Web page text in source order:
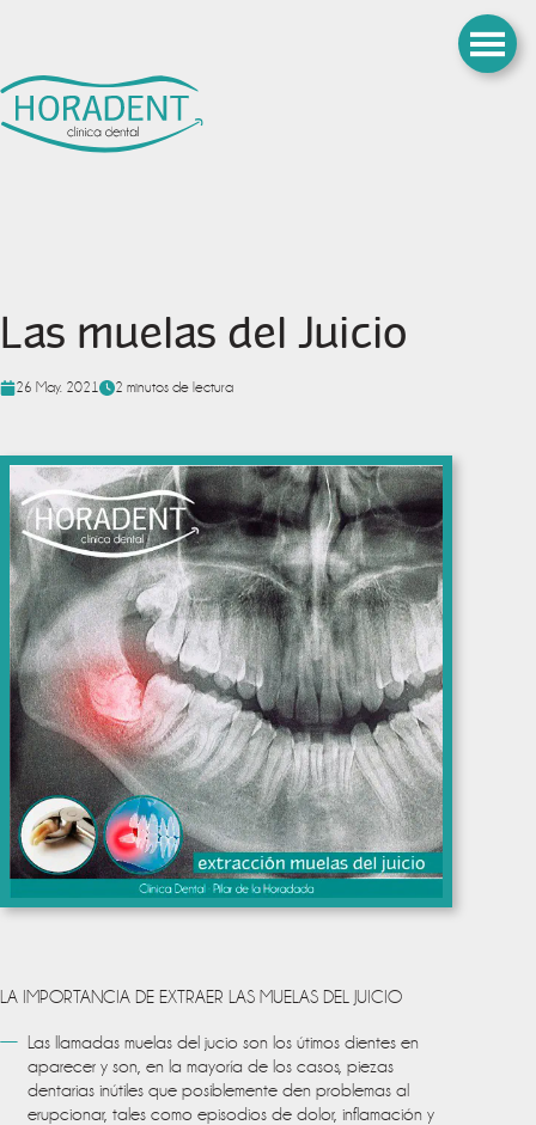
Las muelas del Juicio
26 May. 2021 2 minutos de lectura
LA IMPORTANCIA DE EXTRAER LAS MUELAS DEL JUICIO
Las llamadas muelas del jucio son los útimos dientes en
aparecer y son, en la mayoría de los casos, piezas
dentarias inútiles que posiblemente den problemas al
erupcionar, tales como episodios de dolor, inflamación y